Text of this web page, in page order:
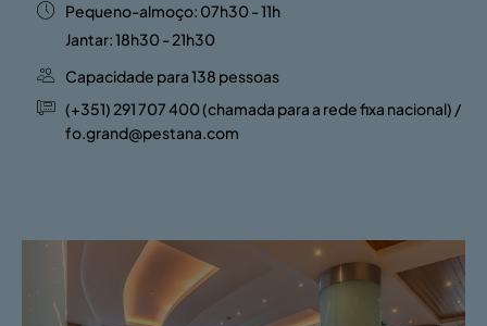
Pequeno-almoço: 07h30 - 11h
Jantar: 18h30 - 21h30
Capacidade para 138 pessoas
(+351) 291 707 400 (chamada para a rede fixa nacional) /
fo.grand@pestana.com